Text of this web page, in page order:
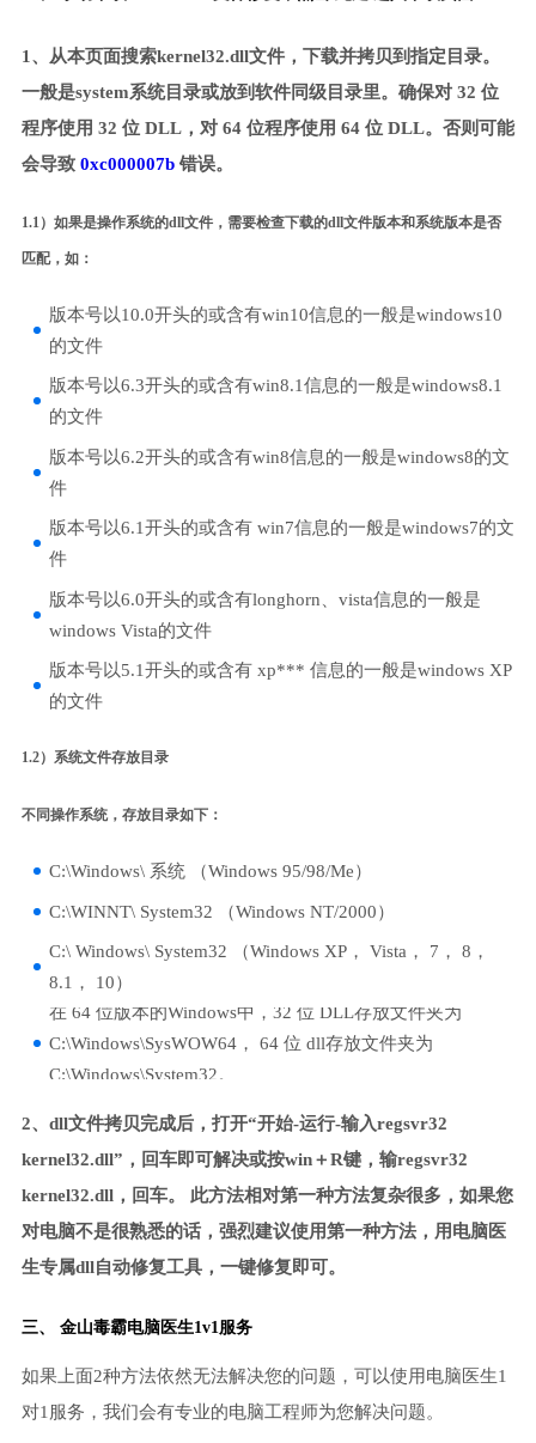
1、从本页面搜索kernel32.dll文件，下载并拷贝到指定目录。
一般是system系统目录或放到软件同级目录里。确保对 32 位
程序使用 32 位 DLL，对 64 位程序使用 64 位 DLL。否则可能
会导致 0xc000007b错误。
1.1）如果是操作系统的dll文件，需要检查下载的dll文件版本和系统版本是否
匹配，如：
版本号以10.0开头的或含有win10信息的一般是windows10
的文件
版本号以6.3开头的或含有win8.1信息的一般是windows8.1
的文件
版本号以6.2开头的或含有win8信息的一般是windows8的文
件
版本号以6.1开头的或含有 win7信息的一般是windows7的文
件
版本号以6.0开头的或含有longhorn、vista信息的一般是
windows Vista的文件
版本号以5.1开头的或含有 xp*** 信息的一般是windows XP
的文件
1.2）系统文件存放目录
不同操作系统，存放目录如下：
C:\Windows\ 系统 （Windows 95/98/Me）
C:\WINNT\ System32 （Windows NT/2000）
C:\ Windows\ System32 （Windows XP， Vista， 7， 8，
8.1， 10）
在 64 位版本的Windows中，32 位 DLL存放文件夹为
C:\Windows\SysWOW64， 64 位 dll存放文件夹为
C:\Windows\System32。
2、dll文件拷贝完成后，打开“开始-运行-输入regsvr32
kernel32.dll”，回车即可解决或按win＋R键，输regsvr32
kernel32.dll，回车。 此方法相对第一种方法复杂很多，如果您
对电脑不是很熟悉的话，强烈建议使用第一种方法，用电脑医
生专属dll自动修复工具，一键修复即可。
三、 金山毒霸电脑医生1v1服务
如果上面2种方法依然无法解决您的问题，可以使用电脑医生1
对1服务，我们会有专业的电脑工程师为您解决问题。